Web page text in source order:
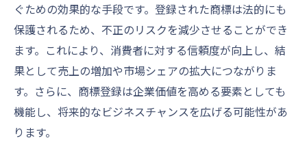
商標の選定と出願のタイミングを最適化
出願の効率を上げるためのテクノロジー活
用
効率的な出願で得られるビジネスの利点
商標登録の初期費用と長期的な維持費用を考慮
ぐための効果的な手段です。登録された商標は法的にも
保護されるため、不正のリスクを減少させることができ
ます。これにより、消費者に対する信頼度が向上し、結
果として売上の増加や市場シェアの拡大につながりま
す。さらに、商標登録は企業価値を高める要素としても
機能し、将来的なビジネスチャンスを広げる可能性があ
ります。